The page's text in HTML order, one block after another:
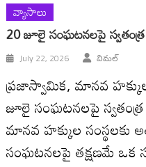
వ్యాసాలు
20 జూలై సంఘటనలపై
July 22, 2026 విమల్
ప్రజాస్వామిక, మానవ హక్కుల
జూలై సంఘటనలపై
మానవ హక్కుల సంస్థలకు
సంఘటనలపై తక్షణమే ఒక